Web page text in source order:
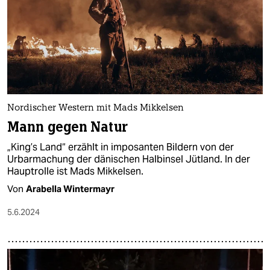
Nordischer Western mit Mads Mikkelsen
Mann gegen Natur
„King’s Land“ erzählt in imposanten Bildern von der
Urbarmachung der dänischen Halbinsel Jütland. In der
Hauptrolle ist Mads Mikkelsen.
Von Arabella Wintermayr
5.6.2024